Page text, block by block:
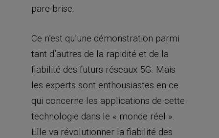
pare-brise.
Ce n’est qu’une démonstration parmi
tant d’autres de la rapidité et de la
fiabilité des futurs réseaux 5G. Mais
les experts sont enthousiastes en ce
qui concerne les applications de cette
technologie dans le « monde réel ».
Elle va révolutionner la fiabilité des